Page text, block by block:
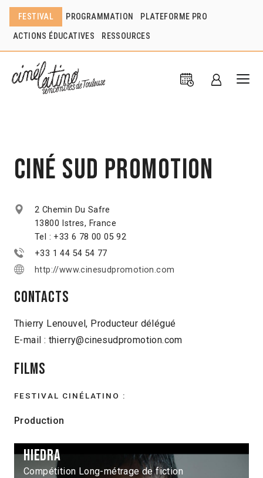
FESTIVAL PROGRAMMATION PLATEFORME PRO
ACTIONS ÉDUCATIVES RESSOURCES
Ciné Sud Promotion
2 Chemin Du Safre
13800 Istres, France
Tel : +33 6 78 00 05 92
+33 1 44 54 54 77
http://www.cinesudpromotion.com
Contacts
Thierry Lenouvel, Producteur délégué
E-mail : thierry@cinesudpromotion.com
Films
FESTIVAL CINÉLATINO :
Production
Hiedra
Compétition Long-métrage de fiction